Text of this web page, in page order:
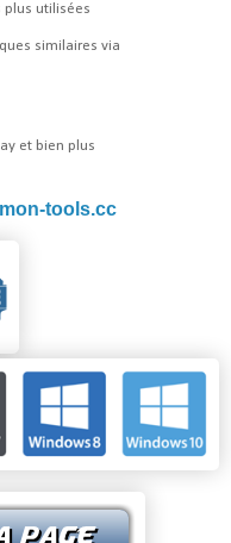
plus utilisées
similaires via
et bien plus
tools.cc